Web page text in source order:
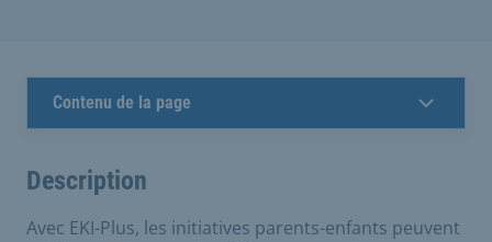
Contenu de la page
Description
Avec EKI-Plus, les initiatives parents-enfants peuvent